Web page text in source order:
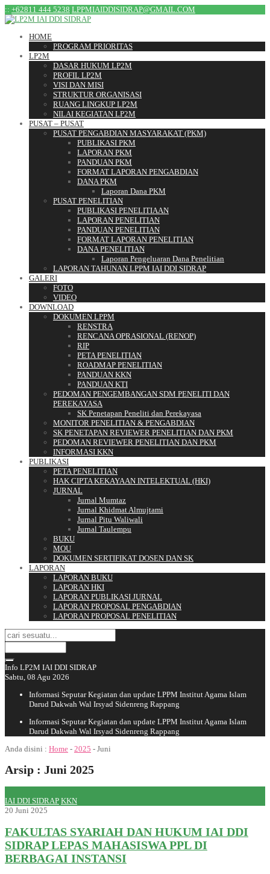
:: +62811 444 5238 LPPMIAIDDISIDRAP@GMAIL.COM
HOME
PROGRAM PRIORITAS
LP2M
DASAR HUKUM LP2M
PROFIL LP2M
VISI DAN MISI
STRUKTUR ORGANISASI
RUANG LINGKUP LP2M
NILAI KEGIATAN LP2M
PUSAT – PUSAT
PUSAT PENGABDIAN MASYARAKAT (PKM)
PUBLIKASI PKM
LAPORAN PKM
PANDUAN PKM
FORMAT LAPORAN PENGABDIAN
DANA PKM
Laporan Dana PKM
PUSAT PENELITIAN
PUBLIKASI PENELITIAAN
LAPORAN PENELITIAN
PANDUAN PENELITIAN
FORMAT LAPORAN PENELITIAN
DANA PENELITIAN
Laporan Pengeluaran Dana Penelitian
LAPORAN TAHUNAN LPPM IAI DDI SIDRAP
GALERI
FOTO
VIDEO
DOWNLOAD
DOKUMEN LPPM
RENSTRA
RENCANA OPRASIONAL (RENOP)
RIP
PETA PENELITIAN
ROADMAP PENELITIAN
PANDUAN KKN
PANDUAN KTI
PEDOMAN PENGEMBANGAN SDM PENELITI DAN
PEREKAYASA
SK Penetapan Peneliti dan Perekayasa
MONITOR PENELITIAN & PENGABDIAN
SK PENETAPAN REVIEWER PENELITIAN DAN PKM
PEDOMAN REVIEWER PENELITIAN DAN PKM
INFORMASI KKN
PUBLIKASI
PETA PENELITIAN
HAK CIPTA KEKAYAAN INTELEKTUAL (HKI)
JURNAL
Jurnal Mumtaz
Jurnal Khidmat Almujtami
Jurnal Pitu Waliwali
Jurnal Taulempu
BUKU
MOU
DOKUMEN SERTIFIKAT DOSEN DAN SK
LAPORAN
LAPORAN BUKU
LAPORAN HKI
LAPORAN PUBLIKASI JURNAL
LAPORAN PROPOSAL PENGABDIAN
LAPORAN PROPOSAL PENELITIAN
Info LP2M IAI DDI SIDRAP
Sabtu, 08 Agu 2026
Informasi Seputar Kegiatan dan update LPPM Institut Agama Islam
Darud Dakwah Wal Irsyad Sidenreng Rappang
Informasi Seputar Kegiatan dan update LPPM Institut Agama Islam
Darud Dakwah Wal Irsyad Sidenreng Rappang
Anda disini : Home - 2025 - Juni
Arsip : Juni 2025
IAI DDI SIDRAP KKN
20 Juni 2025
FAKULTAS SYARIAH DAN HUKUM IAI DDI
SIDRAP LEPAS MAHASISWA PPL DI
BERBAGAI INSTANSI